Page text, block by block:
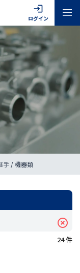
login
ログイン
手 /機器類
highlight_off
24 件